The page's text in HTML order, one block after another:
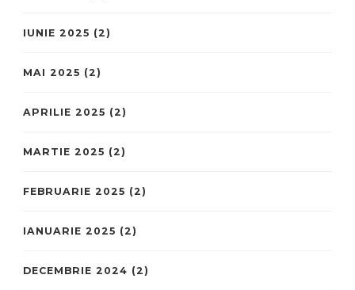
IUNIE 2025 (2)
MAI 2025 (2)
APRILIE 2025 (2)
MARTIE 2025 (2)
FEBRUARIE 2025 (2)
IANUARIE 2025 (2)
DECEMBRIE 2024 (2)